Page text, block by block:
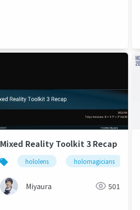
Mixed Reality Toolkit 3 Recap
hololens holomagicians
Miyaura 501